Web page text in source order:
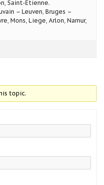
Saint-Etienne.
– Leuven, Bruges –
Mons, Liege, Arlon, Namur,
topic.